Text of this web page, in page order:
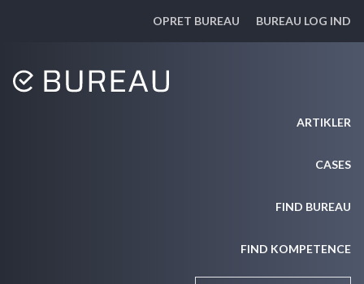
OPRET BUREAU BUREAU LOG IND
ARTIKLER
CASES
FIND BUREAU
FIND KOMPETENCE